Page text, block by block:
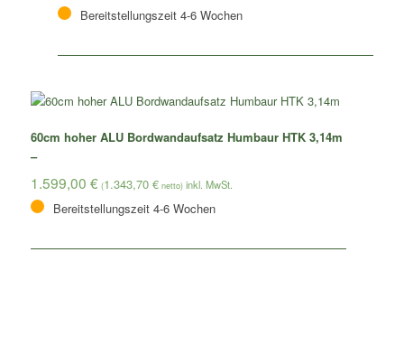
Bereitstellungszeit 4-6 Wochen
60cm hoher ALU Bordwandaufsatz Humbaur HTK 3,14m
–
1.599,00€ (1.343,70€ netto)
Bereitstellungszeit 4-6 Wochen